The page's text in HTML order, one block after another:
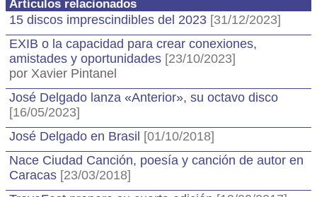
Artículos relacionados
15 discos imprescindibles del 2023 [31/12/2023]
EXIB o la capacidad para crear conexiones,
amistades y oportunidades [23/10/2023]
por Xavier Pintanel
José Delgado lanza «Anterior», su octavo disco
[16/05/2023]
José Delgado en Brasil [01/10/2018]
Nace Ciudad Canción, poesía y canción de autor en
Caracas [23/03/2018]